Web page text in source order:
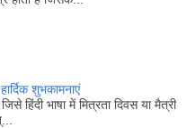
शुभकामनाएं
भाषा में मित्रता दिवस या मैत्री